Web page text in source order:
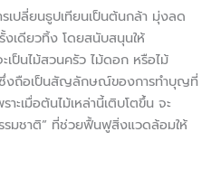
เปลี่ยนธูปเทียนเป็นต้นกล้า มุ่งลด
งเดียวทิ้ง โดยสนับสนุนให้
เป็นไม้สวนครัว ไม้ดอก หรือไม้
ซึ่งถือเป็นสัญลักษณ์ของการทำบุญที่
ะเมื่อต้นไม้เหล่านี้เติบโตขึ้น จะ
รมชาติ” ที่ช่วยฟื้นฟูสิ่งแวดล้อมให้